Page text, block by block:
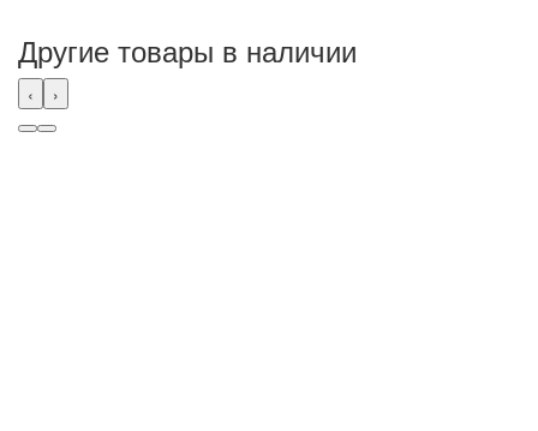
Другие товары в наличии
‹ ›